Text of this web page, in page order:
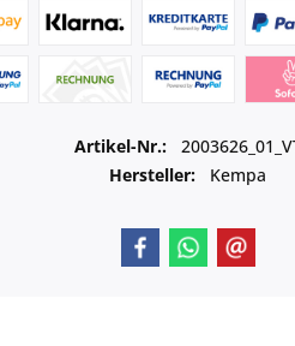
Artikel-Nr.:
Hersteller:
Kempa